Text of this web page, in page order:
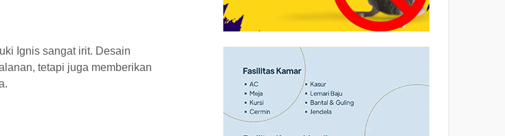
Ignis sangat irit. Desain
tetapi juga memberikan